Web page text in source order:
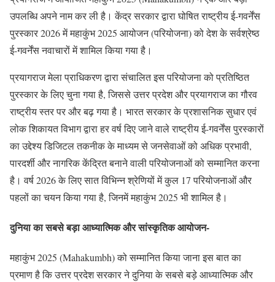
उपलब्धि अपने नाम कर ली है। केंद्र सरकार द्वारा घोषित राष्ट्रीय ई-गवर्नेंस
पुरस्कार 2026 में महाकुंभ 2025 आयोजन (परियोजना) को देश के सर्वश्रेष्ठ
ई-गवर्नेंस नवाचारों में शामिल किया गया है।
प्रयागराज मेला प्राधिकरण द्वारा संचालित इस परियोजना को प्रतिष्ठित
पुरस्कार के लिए चुना गया है, जिससे उत्तर प्रदेश और प्रयागराज का गौरव
राष्ट्रीय स्तर पर और बढ़ गया है। भारत सरकार के प्रशासनिक सुधार एवं
लोक शिकायत विभाग द्वारा हर वर्ष दिए जाने वाले राष्ट्रीय ई-गवर्नेंस पुरस्कारों
का उद्देश्य डिजिटल तकनीक के माध्यम से जनसेवाओं को अधिक प्रभावी,
पारदर्शी और नागरिक केंद्रित बनाने वाली परियोजनाओं को सम्मानित करना
है। वर्ष 2026 के लिए सात विभिन्न श्रेणियों में कुल 17 परियोजनाओं और
पहलों का चयन किया गया है, जिनमें महाकुंभ 2025 भी शामिल है।
दुनिया का सबसे बड़ा आध्यात्मिक और सांस्कृतिक आयोजन-
महाकुंभ 2025 (Mahakumbh) को सम्मानित किया जाना इस बात का
प्रमाण है कि उत्तर प्रदेश सरकार ने दुनिया के सबसे बड़े आध्यात्मिक और